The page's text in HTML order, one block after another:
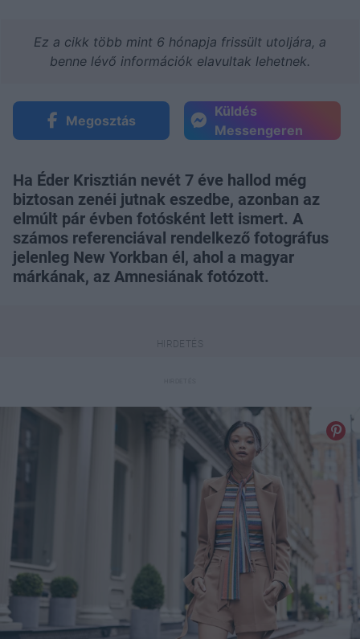
Ez a cikk több mint 6 hónapja frissült utoljára, a
benne lévő információk elavultak lehetnek.
Megosztás
Küldés
Messengeren
Ha Éder Krisztián nevét 7 éve hallod még
biztosan zenéi jutnak eszedbe, azonban az
elmúlt pár évben fotósként lett ismert. A
számos referenciával rendelkező fotográfus
jelenleg New Yorkban él, ahol a magyar
márkának, az Amnesiának fotózott.